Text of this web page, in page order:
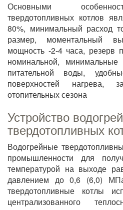
Основными
твердотопливных котлов
80%, минимальный расход
размер, моментальный
мощность -2-4 часа,
номинальной, минимальные
питательной воды,
поверхностей нагрева,
отопительных сезона
Устройство
твердотопливных
Водогрейные
промышленности для
температурой на выходе
давлением до 0,6 (6,0)
твердотопливные котлы
централизованного